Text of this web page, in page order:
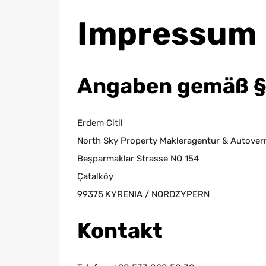
Impressum
Angaben gemäß
Erdem Citil
North Sky Property Makleragentur &
Beşparmaklar Strasse NO 154
Çatalköy
99375 KYRENIA / NORDZYPERN
Kontakt